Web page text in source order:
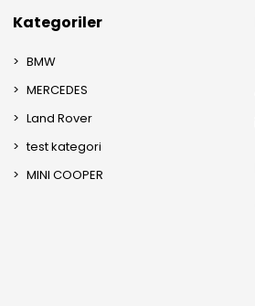
Kategoriler
BMW
MERCEDES
Land Rover
test kategori
MINI COOPER